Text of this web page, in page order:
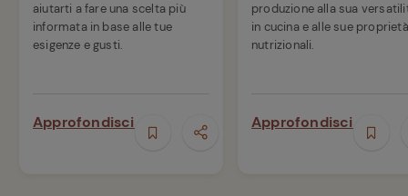
aiutarti a fare una scelta più
informata in base alle tue
esigenze e gusti.
Approfondisci
produzione alla sua
in cucina e alle sue proprietà
nutrizionali.
Approfondisci